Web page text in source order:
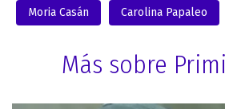
Moria Casán Carolina Papaleo
Más sobre